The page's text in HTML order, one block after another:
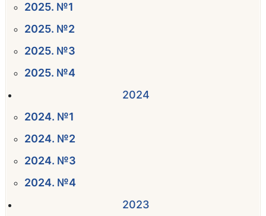
2025. №1
2025. №2
2025. №3
2025. №4
2024
2024. №1
2024. №2
2024. №3
2024. №4
2023